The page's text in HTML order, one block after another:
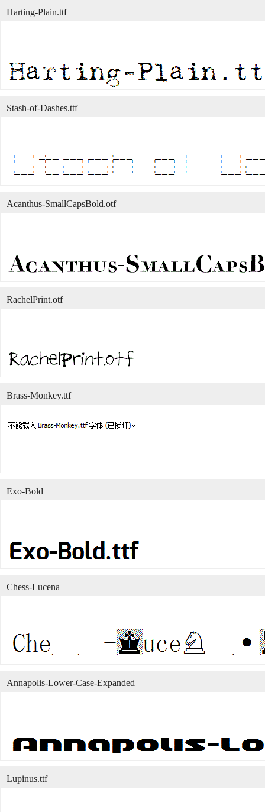
Harting-Plain.ttf
Stash-of-Dashes.ttf
Acanthus-SmallCapsBold.otf
RachelPrint.otf
Brass-Monkey.ttf
Exo-Bold
Chess-Lucena
Annapolis-Lower-Case-Expanded
Lupinus.ttf